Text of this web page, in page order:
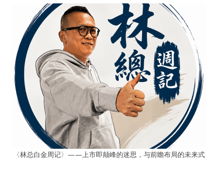
〈林总白金周记〉——上市即颠峰的迷思，与前瞻布局的未来式